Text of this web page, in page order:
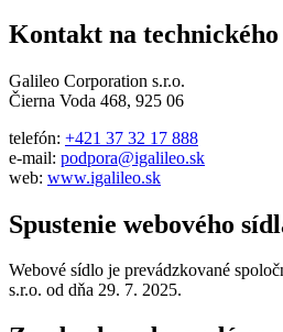
Kontakt na
Galileo Corporation s.r.o.
Čierna Voda 468, 925 06
telefón: +421 37 32 17 888
e-mail: podpora@igalileo.sk
web: www.igalileo.sk
Spustenie webového
Webové sídlo je prevádzkované
s.r.o. od dňa 29. 7. 2025.